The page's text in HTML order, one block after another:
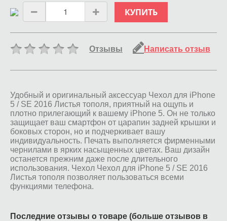
КУПИТЬ
Отзывы Написать отзыв
Удобный и оригинальный аксессуар Чехол для iPhone
5 / SE 2016 Листья тополя, приятный на ощупь и
плотно прилегающий к вашему iPhone 5. Он не только
защищает ваш смартфон от царапин задней крышки и
боковых сторон, но и подчеркивает вашу
индивидуальность. Печать выполняется фирменными
чернилами в ярких насыщенных цветах. Ваш дизайн
останется прежним даже после длительного
использования. Чехол Чехол для iPhone 5 / SE 2016
Листья тополя позволяет пользоваться всеми
функциями телефона.
Последние отзывы о товаре (больше отзывов в